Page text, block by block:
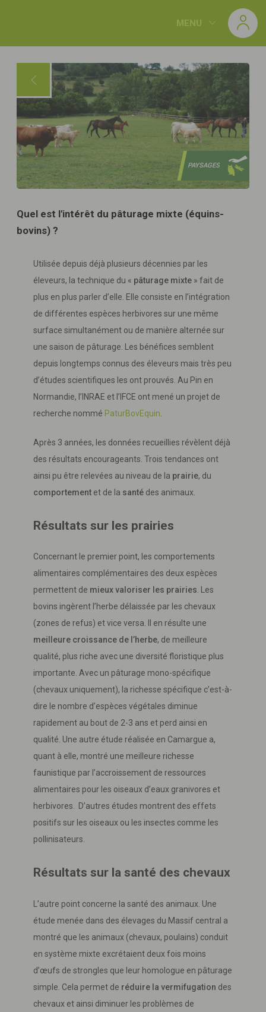
MENU
PAYSAGES
Quel est l'intérêt du pâturage mixte (équins-
bovins) ?
Utilisée depuis déjà plusieurs décennies par les
éleveurs, la technique du « pâturage mixte » fait de
plus en plus parler d’elle. Elle consiste en l’intégration
de différentes espèces herbivores sur une même
surface simultanément ou de manière alternée sur
une saison de pâturage. Les bénéfices semblent
depuis longtemps connus des éleveurs mais très peu
d’études scientifiques les ont prouvés. Au Pin en
Normandie, l’INRAE et l’IFCE ont mené un projet de
recherche nommé PaturBovEquin
Après 3 années, les données recueillies révèlent déjà
des résultats encourageants. Trois tendances ont
ainsi pu être relevées au niveau de la prairie, du
comportement et de la santé des animaux.
Résultats sur les prairies
Concernant le premier point, les comportements
alimentaires complémentaires des deux espèces
permettent de mieux valoriser les prairies . Les
bovins ingèrent l’herbe délaissée par les chevaux
(zones de refus) et vice versa. Il en résulte une
meilleure croissance de l’herbe, de meilleure
qualité, plus riche avec une diversité floristique plus
importante. Avec un pâturage mono-spécifique
(chevaux uniquement), la richesse spécifique c’est-à-
dire le nombre d’espèces végétales diminue
rapidement au bout de 2-3 ans et perd ainsi en
qualité. Une autre étude réalisée en Camargue a,
quant à elle, montré une meilleure richesse
faunistique par l’accroissement de ressources
alimentaires pour les oiseaux d’eaux granivores et
herbivores. D’autres études montrent des effets
positifs sur les oiseaux ou les insectes comme les
pollinisateurs.
Résultats sur la santé des chevaux
L’autre point concerne la santé des animaux. Une
étude menée dans des élevages du Massif central a
montré que les animaux (chevaux, poulains) conduit
en système mixte excrétaient deux fois moins
d’œufs de strongles que leur homologue en pâturage
simple. Cela permet de réduire la vermifugation des
chevaux et ainsi diminuer les problèmes de